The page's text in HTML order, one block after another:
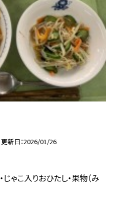
更新日 2026/01/26
じゃこ入りおひたし・果物（み